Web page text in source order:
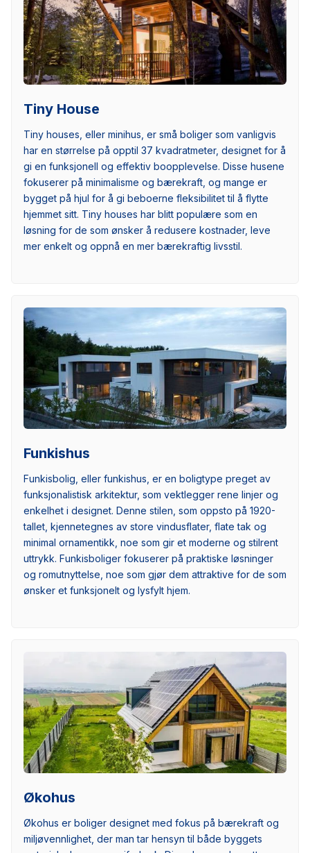
Tiny House
Tiny houses, eller minihus, er små boliger som vanligvis
har en størrelse på opptil 37 kvadratmeter, designet for å
gi en funksjonell og effektiv boopplevelse. Disse husene
fokuserer på minimalisme og bærekraft, og mange er
bygget på hjul for å gi beboerne fleksibilitet til å flytte
hjemmet sitt. Tiny houses har blitt populære som en
løsning for de som ønsker å redusere kostnader, leve
mer enkelt og oppnå en mer bærekraftig livsstil.
Funkishus
Funkisbolig, eller funkishus, er en boligtype preget av
funksjonalistisk arkitektur, som vektlegger rene linjer og
enkelhet i designet. Denne stilen, som oppsto på 1920-
tallet, kjennetegnes av store vindusflater, flate tak og
minimal ornamentikk, noe som gir et moderne og stilrent
uttrykk. Funkisboliger fokuserer på praktiske løsninger
og romutnyttelse, noe som gjør dem attraktive for de som
ønsker et funksjonelt og lysfylt hjem.
Økohus
Økohus er boliger designet med fokus på bærekraft og
miljøvennlighet, der man tar hensyn til både byggets